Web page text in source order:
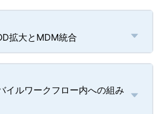
拡大とMDM統合
イルワークフロー内への組み